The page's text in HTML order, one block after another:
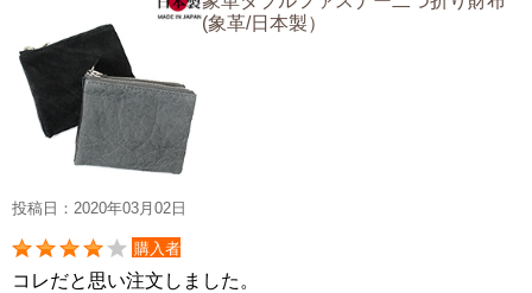
(象革/日本製）
投稿日：2020年03月02日
購入者
コレだと思い注文しました。